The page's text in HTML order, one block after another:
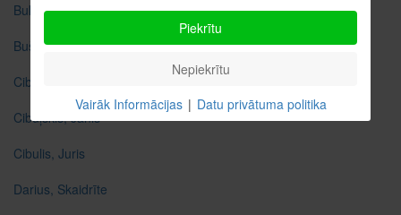
Bukša, Janīna
Bušs, Valdis
Cibule, Ruta
Cibuļskis, Jānis
Cibulis, Juris
Darius, Skaidrīte
Piekrītu
Nepiekrītu
Vairāk Informācijas | Datu privātuma politika